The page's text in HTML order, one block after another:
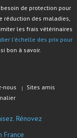
de protection pour
réduction des maladies,
les frais vétérinaires
l'échelle des prix pour
bon à savoir.
nous
Sites amis
Rénovez
France